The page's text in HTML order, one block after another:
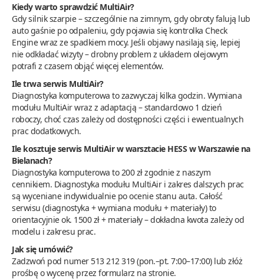
Kiedy warto sprawdzić MultiAir?
Gdy silnik szarpie – szczególnie na zimnym, gdy obroty falują lub
auto gaśnie po odpaleniu, gdy pojawia się kontrolka Check
Engine wraz ze spadkiem mocy. Jeśli objawy nasilają się, lepiej
nie odkładać wizyty – drobny problem z układem olejowym
potrafi z czasem objąć więcej elementów.
Ile trwa serwis MultiAir?
Diagnostyka komputerowa to zazwyczaj kilka godzin. Wymiana
modułu MultiAir wraz z adaptacją – standardowo 1 dzień
roboczy, choć czas zależy od dostępności części i ewentualnych
prac dodatkowych.
Ile kosztuje serwis MultiAir w warsztacie HESS w Warszawie na
Bielanach?
Diagnostyka komputerowa to 200 zł zgodnie z naszym
cennikiem. Diagnostyka modułu MultiAir i zakres dalszych prac
są wyceniane indywidualnie po ocenie stanu auta. Całość
serwisu (diagnostyka + wymiana modułu + materiały) to
orientacyjnie ok. 1500 zł + materiały – dokładna kwota zależy od
modelu i zakresu prac.
Jak się umówić?
Zadzwoń pod numer 513 212 319 (pon.–pt. 7:00–17:00) lub złóż
prośbę o wycenę przez formularz na stronie.